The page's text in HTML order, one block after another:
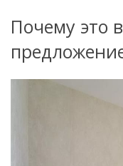
Почему это